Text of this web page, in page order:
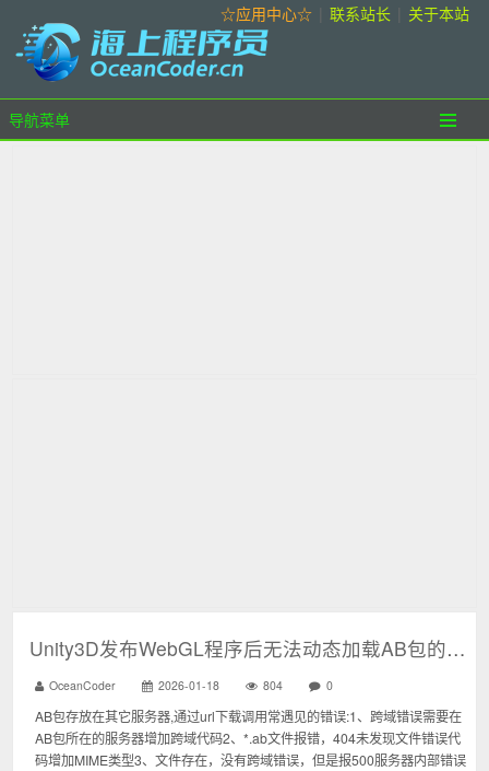
☆应用中心☆ 联系站长 关于本站
导航菜单
Unity3D发布WebGL程序后无法动态加载AB包的问题
OceanCoder 2026-01-18 804 0
AB包存放在其它服务器,通过url下载调用常遇见的错误:1、跨域错误需要在
AB包所在的服务器增加跨域代码2、*.ab文件报错，404未发现文件错误代
码增加MIME类型3、文件存在，没有跨域错误，但是报500服务器内部错误